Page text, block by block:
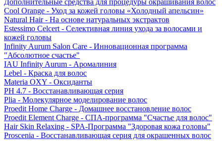
Дополнительные средства для процедуры окрашивания волос
Cool Orange - Уход за кожей головы «Холодный апельсин»
Natural Hair - На основе натуральных экстрактов
Estessimo Celcert - Селективная линия ухода за волосами и
кожей головы
Infinity Aurum Salon Care - Инновационная программа
"Абсолютное счастье"
IAU Infinity Aurum - Аромалиния
Lebel - Краска для волос
Materia OXY - Оксиданты
PH 4.7 - Восстанавливающая серия
Plia - Молекулярное моделирование волос
Proedit Home Charge - Домашнее восстановление волос
Proedit Element Charge - СПА-программа "Счастье для волос"
Hair Skin Relaxing - SPA-Программа "Здоровая кожа головы"
Proscenia - Восстанавливающая серия для окрашенных волос